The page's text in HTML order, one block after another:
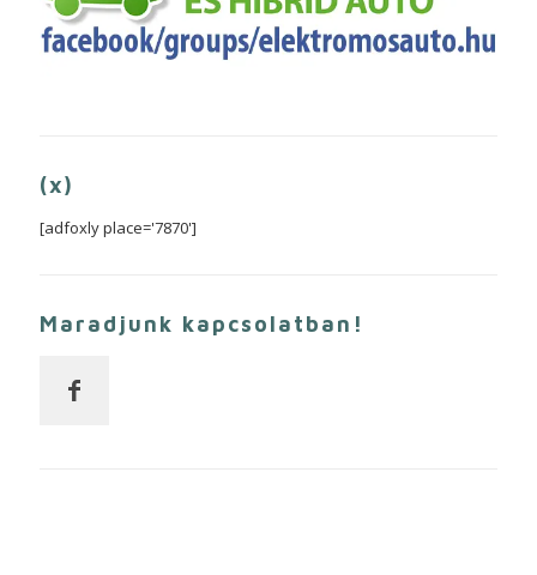
(x)
[adfoxly place='7870']
Maradjunk kapcsolatban!